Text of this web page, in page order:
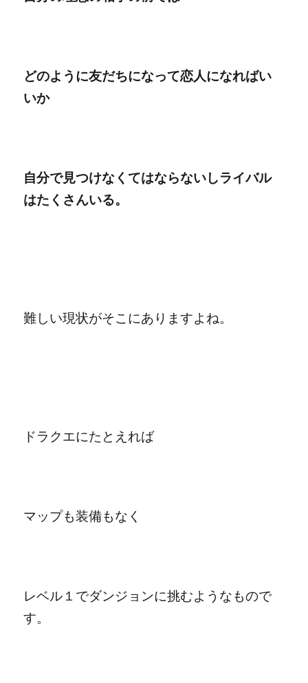
どのように友だちになって恋人になればい
いか
自分で見つけなくてはならないしライバル
はたくさんいる。
難しい現状がそこにありますよね。
ドラクエにたとえれば
マップも装備もなく
レベル１でダンジョンに挑むようなもので
す。